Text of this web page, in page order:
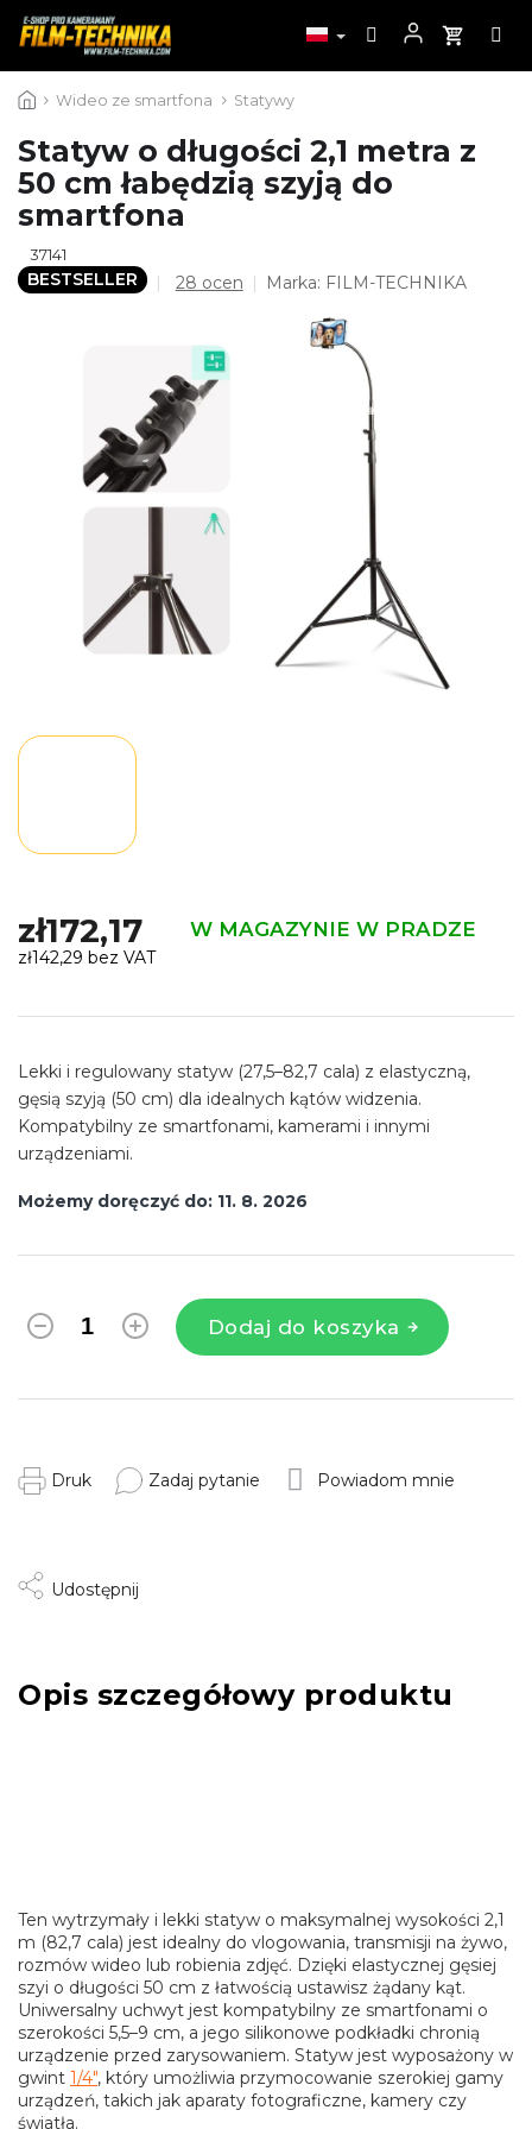
do
Wideo ze smartfona Statywy
Statyw o długości 2,1 metra z
50 cm łabędzią szyją do
smartfona
37141
BESTSELLER
Średnia
wynosi
4,2
na
5
gwiazdek.
28 ocen Marka: FILM-TECHNIKA
zł172,17 W MAGAZYNIE W PRADZE
zł142,29 bez VAT
jednostkowa:
Możemy doręczyć do: 11. 8. 2026
Dodaj do koszyka
Lekki i regulowany statyw (27,5–82,7 cala) z elastyczną,
gęsią szyją (50 cm) dla idealnych kątów widzenia.
Kompatybilny ze smartfonami, kamerami i innymi
urządzeniami.
Druk Zadaj pytanie Powiadom mnie
Udostępnij
Opis szczegółowy produktu
Ten wytrzymały i lekki statyw o maksymalnej wysokości 2,1
m (82,7 cala) jest idealny do vlogowania, transmisji na żywo,
rozmów wideo lub robienia zdjęć. Dzięki elastycznej gęsiej
szyi o długości 50 cm z łatwością ustawisz żądany kąt.
Uniwersalny uchwyt jest kompatybilny ze smartfonami o
szerokości 5,5–9 cm, a jego silikonowe podkładki chronią
urządzenie przed zarysowaniem. Statyw jest wyposażony w
gwint 1/4", który umożliwia przymocowanie szerokiej gamy
urządzeń, takich jak aparaty fotograficzne, kamery czy
światła.